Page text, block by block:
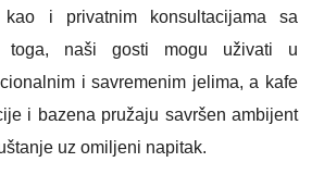
i privatnim konsultacijama sa
toga, naši gosti mogu uživati u
i savremenim jelima, a kafe
i bazena pružaju savršen ambijent
uz omiljeni napitak.